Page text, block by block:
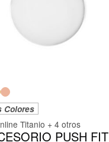
Colores
Titanio + 4 otros
PUSH FIT